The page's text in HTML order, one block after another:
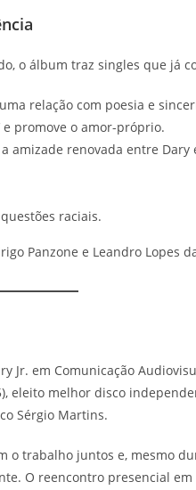
o álbum traz singles que já
relação com poesia e
promove o amor-próprio.
amizade renovada entre Dary
raciais.
Panzone e Leandro Lopes
Jr. em Comunicação
eleito melhor disco
Sérgio Martins.
o trabalho juntos e, mesmo
O reencontro presencial